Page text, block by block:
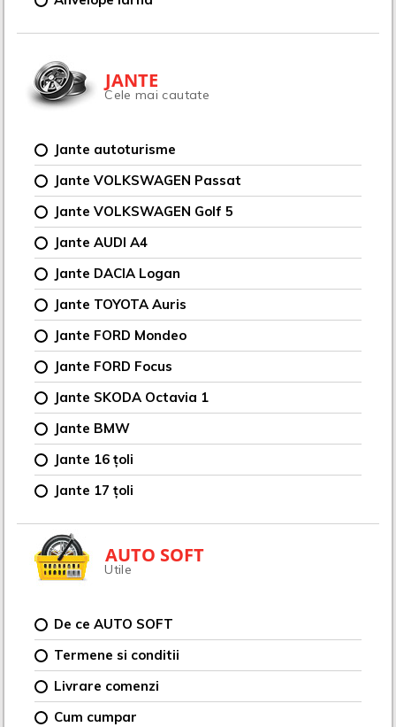
JANTE
Cele mai cautate
Jante autoturisme
Jante VOLKSWAGEN Passat
Jante VOLKSWAGEN Golf 5
Jante AUDI A4
Jante DACIA Logan
Jante TOYOTA Auris
Jante FORD Mondeo
Jante FORD Focus
Jante SKODA Octavia 1
Jante BMW
Jante 16 țoli
Jante 17 țoli
AUTO SOFT
Utile
De ce AUTO SOFT
Termene si conditii
Livrare comenzi
Cum cumpar